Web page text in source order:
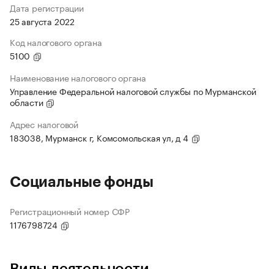
Дата регистрации
25 августа 2022
Код налогового органа
5100
Наименование налогового органа
Управление Федеральной налоговой службы по Мурманской
области
Адрес налоговой
183038, Мурманск г, Комсомольская ул, д 4
Социальные фонды
Регистрационный номер СФР
1176798724